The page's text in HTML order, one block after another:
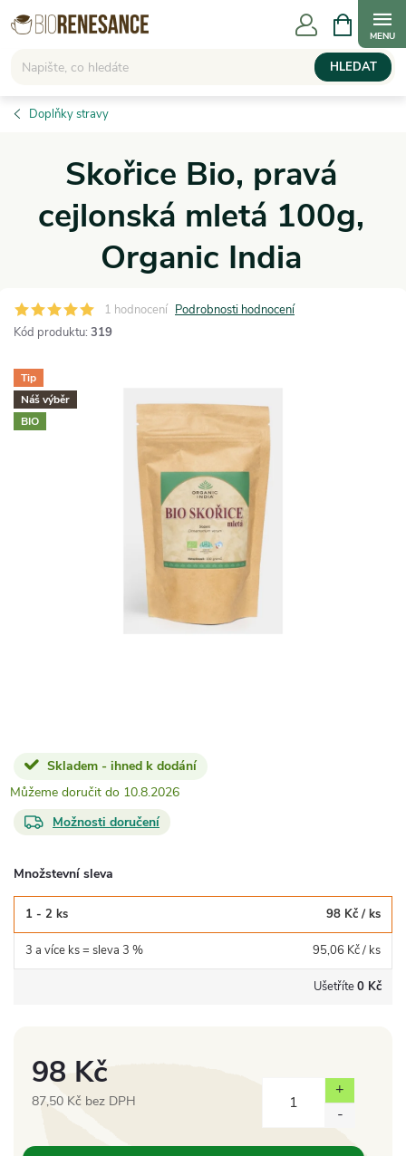
Přejít
na
HLEDAT
NÁKUPNÍ
KOŠÍK
Doplňky stravy
Skořice Bio, pravá
cejlonská mletá 100g,
Organic India
1 hodnocení Podrobnosti hodnocení
Kód produktu: 319
Tip
Náš výběr
BIO
Skladem - ihned k dodání
10.8.2026
Možnosti doručení
Množstevní sleva
1 - 2 ks 98 Kč / ks
3 a více ks = sleva 3 % 95,06 Kč/ ks
Ušetříte0 Kč
98 Kč
87,50 Kč bez DPH
cena: